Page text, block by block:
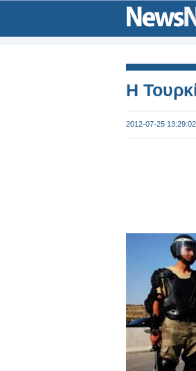
Η
2012-07-25 13:29:02